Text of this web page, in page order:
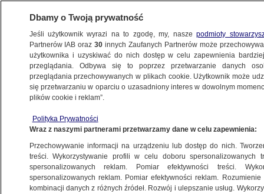
BIZNES
Z KRAJU
Ministerstwo ostrzega
1.10.2025, 14:30
Posłuchaj artykułu
Czyta lektor AI
Dbamy o Twoją prywatność
Jeśli użytkownik wyrazi na to zgodę, my, naszepodmioty
Partnerów IAB oraz30 innych Zaufanych Partnerów może
użytkownika i uzyskiwać do nich dostęp w celu zapewnienia
przeglądania. Odbywa się to poprzez przetwarzanie danych
przeglądania przechowywanych w plikach cookie. Użytkownik może
się przetwarzaniu w oparciu o uzasadniony interes w dowolnym
plików cookie i reklam”.
Polityka Prywatności
Wraz z naszymi partnerami przetwarzamy dane w celu zapewnienia:
Przechowywanie informacji na urządzeniu lub dostęp do nich.
treści. Wykorzystywanie profili w celu doboru spersonalizowanych
spersonalizowanych reklam. Pomiar efektywności treści.
spersonalizowanych reklam. Pomiar efektywności reklam.
kombinacji danych z różnych źródeł. Rozwój i ulepszanie usług.